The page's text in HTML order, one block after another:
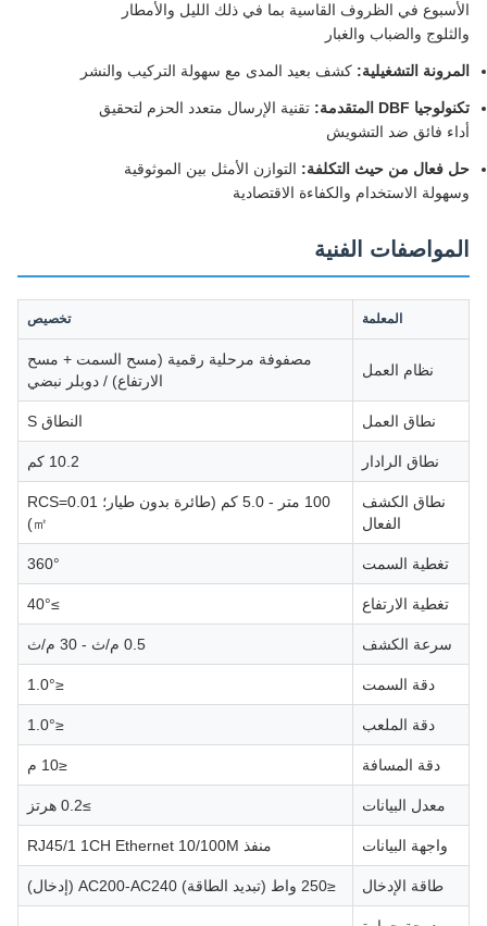
الأسبوع في الظروف القاسية بما في ذلك الليل والأمطار
والثلوج والضباب والغبار
المرونة التشغيلية:كشف بعيد المدى مع سهولة التركيب والنشر
تكنولوجيا DBF المتقدمة:
تقنية الإرسال متعدد الحزم لتحقيق
أداء فائق ضد التشويش
حل فعال من حيث التكلفة:التوازن الأمثل بين الموثوقية
وسهولة الاستخدام والكفاءة الاقتصادية
المواصفات الفنية
المعلمة تخصيص
نظام العمل
مصفوفة مرحلية رقمية (مسح السمت + مسح
الارتفاع) / دوبلر نبضي
نطاق العمل النطاق S
نطاق الرادار 10.2 كم
نطاق الكشف
الفعال
100 متر - 5.0 كم (طائرة بدون طيار؛ RCS=0.01
㎡)
تغطية السمت 360°
تغطية الارتفاع ≥40°
سرعة الكشف 0.5 م/ث - 30 م/ث
دقة السمت ≤1.0°
دقة الملعب ≤1.0°
دقة المسافة ≤10 م
معدل البيانات ≥0.2 هرتز
واجهة البيانات منفذ RJ45/1 1CH Ethernet 10/100M
طاقة الإدخال ≤250 واط (تبديد الطاقة) AC200-AC240 (إدخال)